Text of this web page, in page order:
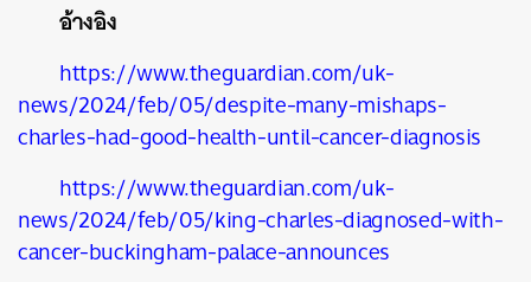
อ้างอิง
https://www.theguardian.com/uk-
news/2024/feb/05/despite-many-mishaps-
charles-had-good-health-until-cancer-diagnosis
https://www.theguardian.com/uk-
news/2024/feb/05/king-charles-diagnosed-with-
cancer-buckingham-palace-announces